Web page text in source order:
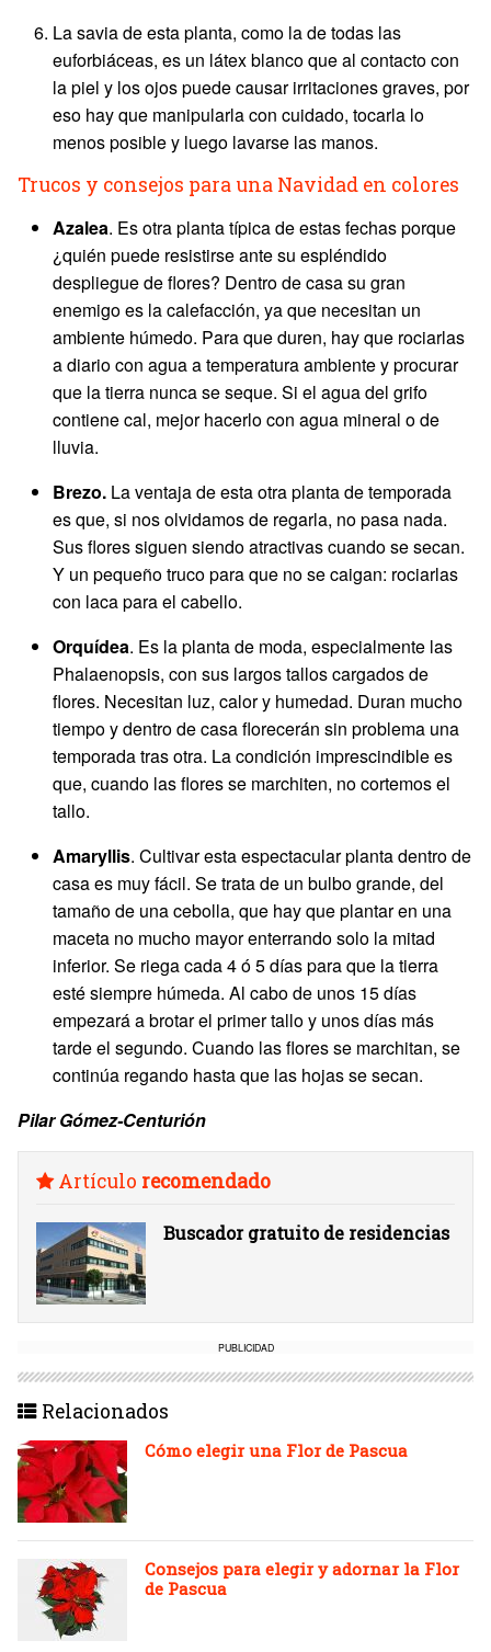
La savia de esta planta, como la de todas las
euforbiáceas, es un látex blanco que al contacto con
la piel y los ojos puede causar irritaciones graves, por
eso hay que manipularla con cuidado, tocarla lo
menos posible y luego lavarse las manos.
Trucos y consejos para una Navidad en colores
Azalea. Es otra planta típica de estas fechas porque
¿quién puede resistirse ante su espléndido
despliegue de flores? Dentro de casa su gran
enemigo es la calefacción, ya que necesitan un
ambiente húmedo. Para que duren, hay que rociarlas
a diario con agua a temperatura ambiente y procurar
que la tierra nunca se seque. Si el agua del grifo
contiene cal, mejor hacerlo con agua mineral o de
lluvia.
Brezo. La ventaja de esta otra planta de temporada
es que, si nos olvidamos de regarla, no pasa nada.
Sus flores siguen siendo atractivas cuando se secan.
Y un pequeño truco para que no se caigan: rociarlas
con laca para el cabello.
Orquídea. Es la planta de moda, especialmente las
Phalaenopsis, con sus largos tallos cargados de
flores. Necesitan luz, calor y humedad. Duran mucho
tiempo y dentro de casa florecerán sin problema una
temporada tras otra. La condición imprescindible es
que, cuando las flores se marchiten, no cortemos el
tallo.
Amaryllis. Cultivar esta espectacular planta dentro de
casa es muy fácil. Se trata de un bulbo grande, del
tamaño de una cebolla, que hay que plantar en una
maceta no mucho mayor enterrando solo la mitad
inferior. Se riega cada 4 ó 5 días para que la tierra
esté siempre húmeda. Al cabo de unos 15 días
empezará a brotar el primer tallo y unos días más
tarde el segundo. Cuando las flores se marchitan, se
continúa regando hasta que las hojas se secan.
Pilar Gómez-Centurión
Artículo recomendado
Buscador gratuito de residencias
PUBLICIDAD
Relacionados
Cómo elegir una Flor de Pascua
Consejos para elegir y adornar la Flor
de Pascua